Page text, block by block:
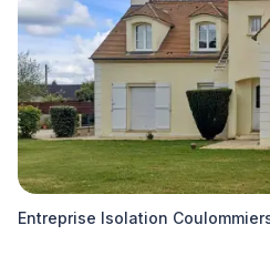
Entreprise Isolation